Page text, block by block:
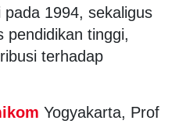
1994, sekaligus
pendidikan tinggi,
terhadap
Yogyakarta, Prof